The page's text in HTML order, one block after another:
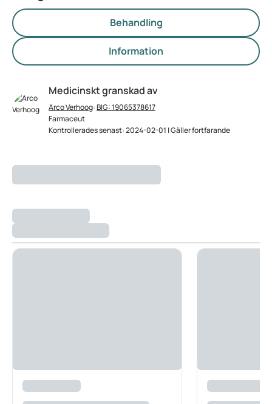
Behandling
Information
Medicinskt granskad av
Arco Verhoog:BIG: 19065378617
Farmaceut
Kontrollerades senast: 2024-02-01 | Gäller fortfarande